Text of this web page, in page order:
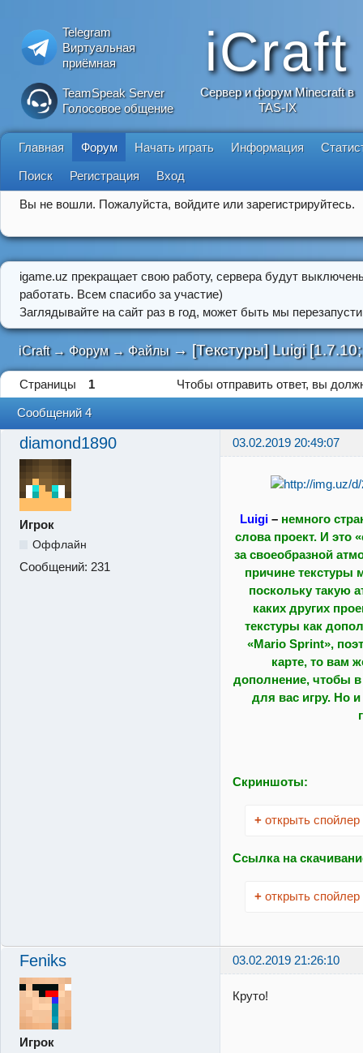
Telegram
Виртуальная
приёмная
TeamSpeak Server
Голосовое общение
iCraft
Сервер и форум Minecraft в
TAS-IX
Главная Форум Начать играть Информация
Поиск Регистрация Вход
Вы не вошли. Пожалуйста, войдите или зарегистрируйтесь.
igame.uz прекращает свою работу, сервера будут
работать. Всем спасибо за участие)
Заглядывайте на сайт раз в год, может быть мы
iCraft → Форум → Файлы → [Текстуры] Luigi
Страницы 1 Чтобы отправить ответ, вы
Сообщений 4
diamond1890 03.02.2019 20:49:07
Игрок
Оффлайн
Сообщений: 231
Luigi – немного
слова проект. И это
за своеобразной
причине текстуры
поскольку такую
каких других
текстуры как
«Mario Sprint»,
карте, то вам
дополнение, чтобы
для вас игру. Но
Скриншоты:
+ открыть спойлер
Ссылка на
+ открыть спойлер
Feniks 03.02.2019 21:26:10
Игрок
Круто!